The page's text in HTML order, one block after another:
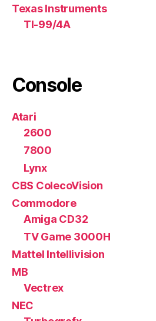
Texas Instruments
TI-99/4A
Console
Atari
2600
7800
Lynx
CBS ColecoVision
Commodore
Amiga CD32
TV Game 3000H
Mattel Intellivision
MB
Vectrex
NEC